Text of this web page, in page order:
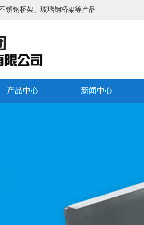
锈钢桥架、玻璃钢桥架等产品
产品中心 新闻中心